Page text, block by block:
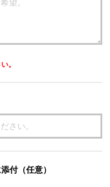
。
付（任意）